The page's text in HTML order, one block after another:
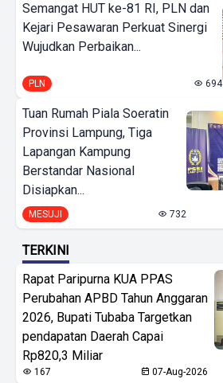
Semangat HUT ke-81 RI, PLN dan
Kejari Pesawaran Perkuat Sinergi
Wujudkan Perbaikan...
PLN 694
Tuan Rumah Piala Soeratin
Provinsi Lampung, Tiga
Lapangan Kampung
Berstandar Nasional
Disiapkan...
MESUJI 732
TERKINI
Rapat Paripurna KUA PPAS
Perubahan APBD Tahun Anggaran
2026, Bupati Tubaba Targetkan
pendapatan Daerah Capai
Rp820,3 Miliar
167 07-Aug-2026